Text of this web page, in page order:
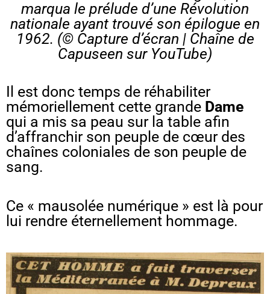
marqua le prélude d’une Révolution
nationale ayant trouvé son épilogue en
1962. (© Capture d’écran | Chaîne de
Capuseen sur YouTube)
Il est donc temps de réhabiliter
mémoriellement cette grande Dame
qui a mis sa peau sur la table afin
d’affranchir son peuple de cœur des
chaînes coloniales de son peuple de
sang.
Ce « mausolée numérique » est là pour
lui rendre éternellement hommage.